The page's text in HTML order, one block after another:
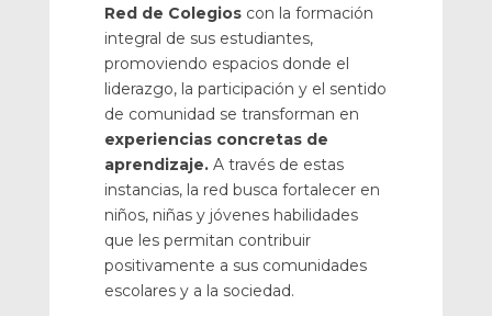
Red de Colegioscon la formación
integral de sus estudiantes,
promoviendo espacios donde el
liderazgo, la participación y el sentido
de comunidad se transforman en
experiencias concretas de
aprendizaje.A través de estas
instancias, la red busca fortalecer en
niños, niñas y jóvenes habilidades
que les permitan contribuir
positivamente a sus comunidades
escolares y a la sociedad.